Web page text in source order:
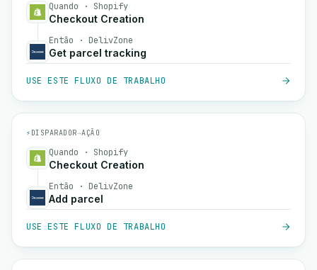
Quando · Shopify
Checkout Creation
Então · DelivZone
Get parcel tracking
USE ESTE FLUXO DE TRABALHO
⚡ DISPARADOR→AÇÃO
Quando · Shopify
Checkout Creation
Então · DelivZone
Add parcel
USE ESTE FLUXO DE TRABALHO